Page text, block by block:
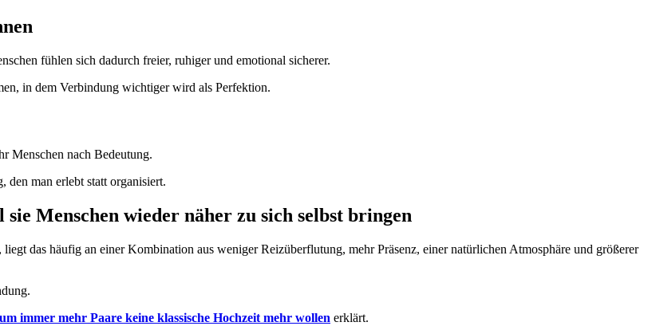
fühlen sich dadurch freier, ruhiger und emotional sicherer.
in dem Verbindung wichtiger wird als Perfektion.
Menschen nach Bedeutung.
den man erlebt statt organisiert.
Menschen wieder näher zu sich selbst bringen
das häufig an einer Kombination aus weniger Reizüberflutung, mehr Präsenz, einer natürlichen Atmosphäre und größerer
immer mehr Paare keine klassische Hochzeit mehr wollen erklärt.